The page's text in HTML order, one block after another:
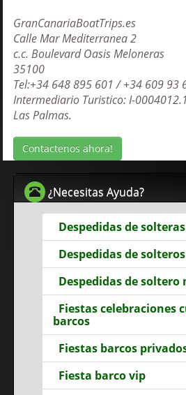
GranCanariaBoatTrips.es
Calle Mar Mediterranea 2
c.c. Boulevard Oasis Meloneras
35100
Tel:+34 648 895 601 / +34 609 93
Intermediario Turistico: I-0004012.1
Las Palmas.
Contactenos ahora!
¿Necesitas Ayuda?
Despedidas de solteras
Despedidas de solteros
Despedidas de soltero
Fiestas celebraciones
barcos
Fiestas barcos
Fiesta barco vip